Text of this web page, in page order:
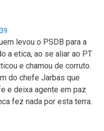
levou o PSDB para a
a etica, ao se aliar ao PT
e chamou de corruto.
do chefe Jarbas que
e deixa agente em paz
fez nada por esta terra.